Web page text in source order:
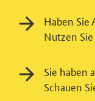
Haben Sie
Nutzen
Sie haben
Schauen